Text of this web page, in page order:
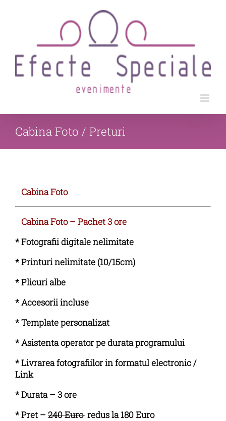
Cabina Foto / Preturi
Cabina Foto
Cabina Foto – Pachet 3 ore
* Fotografii digitale nelimitate
* Printuri nelimitate (10/15cm)
* Plicuri albe
* Accesorii incluse
* Template personalizat
* Asistenta operator pe durata programului
* Livrarea fotografiilor in formatul electronic /
Link
* Durata – 3 ore
* Pret – 240 Euroredus la 180 Euro